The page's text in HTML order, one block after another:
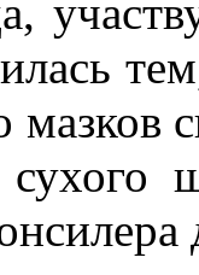
мазков